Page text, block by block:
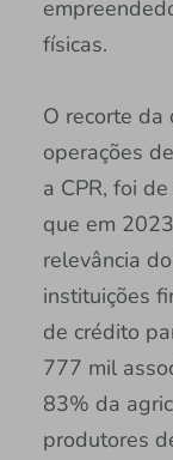
físicas.
O recorte da
operações
a CPR, foi
que em
relevância
instituições
de crédito
777 mil
83% da
produtores